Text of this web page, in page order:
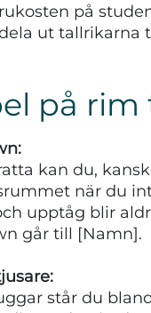
på
ut tallrikarna
på rim
kan du,
när du
upptåg blir
går till [Namn].
står du